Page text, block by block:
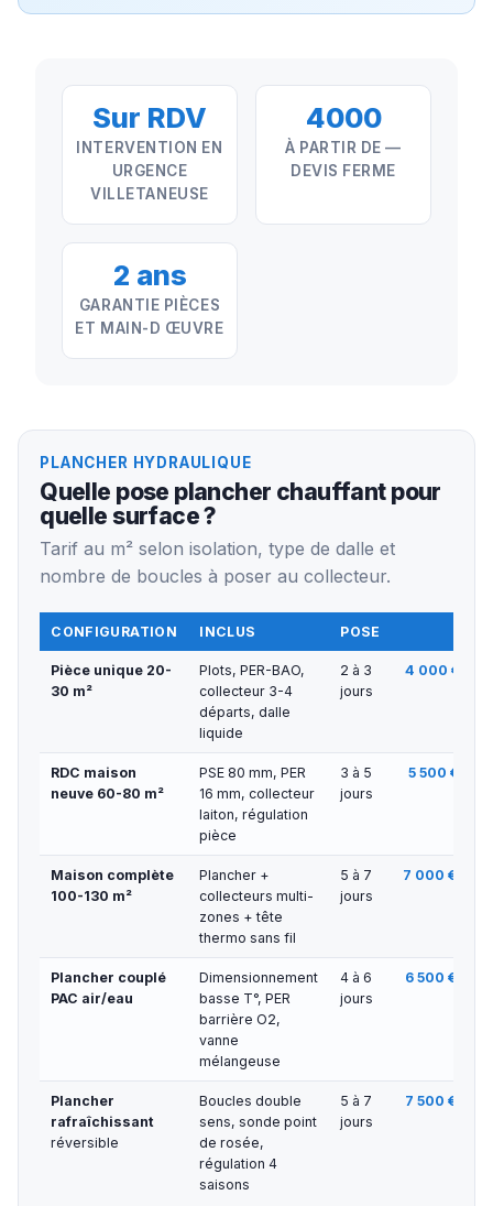
Sur RDV
INTERVENTION EN
URGENCE
VILLETANEUSE
4000
À PARTIR DE —
DEVIS FERME
2 ans
GARANTIE PIÈCES
ET MAIN-D ŒUVRE
PLANCHER HYDRAULIQUE
Quelle pose plancher chauffant pour
quelle surface ?
Tarif au m² selon isolation, type de dalle et
nombre de boucles à poser au collecteur.
CONFIGURATION INCLUS POSE
Pièce unique 20-
30 m²
Plots, PER-BAO,
collecteur 3-4
départs, dalle
liquide
2 à 3
jours
4 000 € — 5
RDC maison
neuve 60-80 m²
PSE 80 mm, PER
16 mm, collecteur
laiton, régulation
pièce
3 à 5
jours
5 500 € — 7
Maison complète
100-130 m²
Plancher +
collecteurs multi-
zones + tête
thermo sans fil
5 à 7
jours
7 000 € — 9
Plancher couplé
PAC air/eau
Dimensionnement
basse T°, PER
barrière O2,
vanne
mélangeuse
4 à 6
jours
6 500 € — 9
Plancher
rafraîchissant
réversible
Boucles double
sens, sonde point
de rosée,
régulation 4
saisons
5 à 7
jours
7 500 € — 9